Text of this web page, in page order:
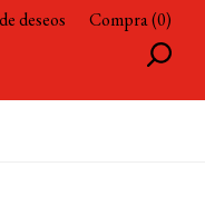
deseos Compra (0)